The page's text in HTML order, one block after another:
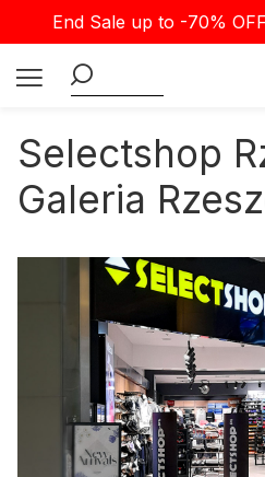
End Sale up to -70%
Selectshop
Galeria